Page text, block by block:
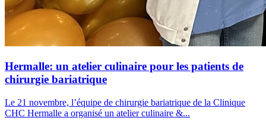
Hermalle: un atelier culinaire pour les patients de
chirurgie bariatrique
Le 21 novembre, l’équipe de chirurgie bariatrique de la Clinique
CHC Hermalle a organisé un atelier culinaire &...